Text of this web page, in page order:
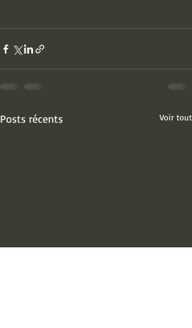
Posts récents Voir tout